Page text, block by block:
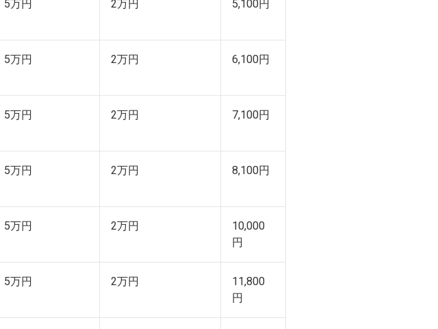
5万円 2万円 5,100円
5万円 2万円 6,100円
5万円 2万円 7,100円
5万円 2万円 8,100円
5万円 2万円
10,000
円
5万円 2万円
11,800
円